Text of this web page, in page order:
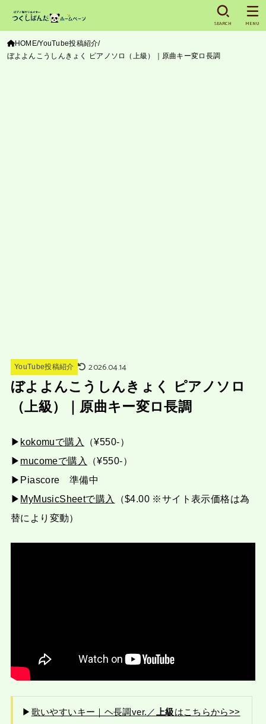
SEARCH MENU
HOME YouTube投稿紹介
ぼよよんこうしんきょく ピアノソロ（上級）｜原曲キー変ロ長調
YouTube投稿紹介 2026.04.14
ぼよよんこうしんきょく ピアノソロ
（上級）｜原曲キー変ロ長調
▶︎ kokomuで購入
（¥550-）
▶︎ mucomeで購入
（¥550-）
▶︎Piascore 準備中
▶︎ MyMusicSheetで購入
（$4.00 ※サイト表示価格は為
替により変動）
▶︎ 歌いやすいキー｜ヘ長調ver.／ 上級はこちらから>>